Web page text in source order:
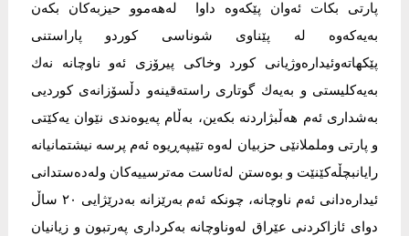
پارتی بكات ئەوان پێكەوە داوا لەهەموو حیزبەكان بكەن
بەیەكەوە لە پێناوی شوناسی كوردو پاراستنی
پێكهاتەوئیدارەوژیانی كورد وخاكی پیرۆزی ئەو ناوچانە نەك
بەیەكلیستی و بەیەك گوتاری راستەقینەو دڵسۆزانەی كوردیی
بەشداری ئەم هەڵبژاردنە بكەین، بەڵام پەیوەندی نێوان یەكێتی
و پارتی وململانێی حزبیان لەوە تێیپەڕیوە ئەم پرسە نیشتمانیانە
رایانبچڵەكێنێت و بوەستن لەئاست مەترسییەکان ولەدەستدانی
ئیدارەدانی ئەم ناوچانە، چونکە ئەم بەرێزانە بەدرێژایی ٢٠ ساڵ
دوای ئازاكردنی عێراق لەوناوچانە بەكرداری پەرتبون و زیانیان